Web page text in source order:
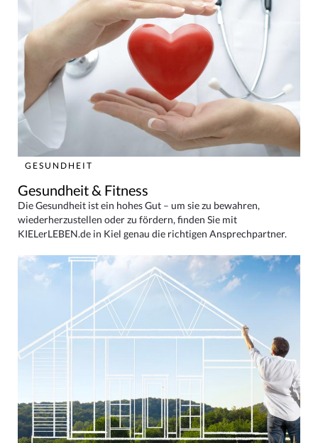
GESUNDHEIT
Gesundheit & Fitness
Die Gesundheit ist ein hohes Gut – um sie zu bewahren,
wiederherzustellen oder zu fördern, finden Sie mit
KIELerLEBEN.de in Kiel genau die richtigen Ansprechpartner.